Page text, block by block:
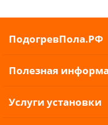
ПодогревПола.РФ
Полезная
Услуги установки